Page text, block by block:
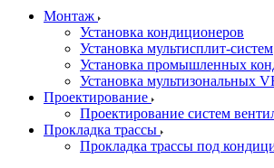
Монтаж
Установка кондиционеров
Установка мультисплит-систем
Установка промышленных
Установка мультизональных
Проектирование
Проектирование систем
Прокладка трассы
Прокладка трассы под